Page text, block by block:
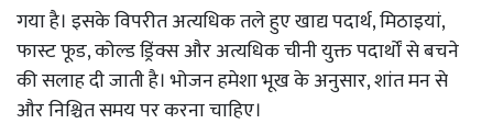
गया है। इसके विपरीत अत्यधिक तले हुए खाद्य पदार्थ, मिठाइयां,
फास्ट फूड, कोल्ड ड्रिंक्स और अत्यधिक चीनी युक्त पदार्थों से बचने
की सलाह दी जाती है। भोजन हमेशा भूख के अनुसार, शांत मन से
और निश्चित समय पर करना चाहिए।